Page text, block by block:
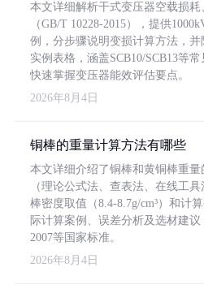
本文详细解析干式变压器空载损
（GB/T 10228-2015），提供
例，分步骤说明变损计算方法，
实例表格，涵盖SCB10/SCB13等
快速掌握变压器能效评估要点。
2026年8月4日
铜棒的重量计算方法有哪些
本文详细介绍了铜棒和黄铜棒重
（理论公式法、查表法、在线工
棒密度取值（8.4-8.7g/cm³）和计
际计算案例、误差分析及选材建议
2007等国家标准。
2026年8月4日